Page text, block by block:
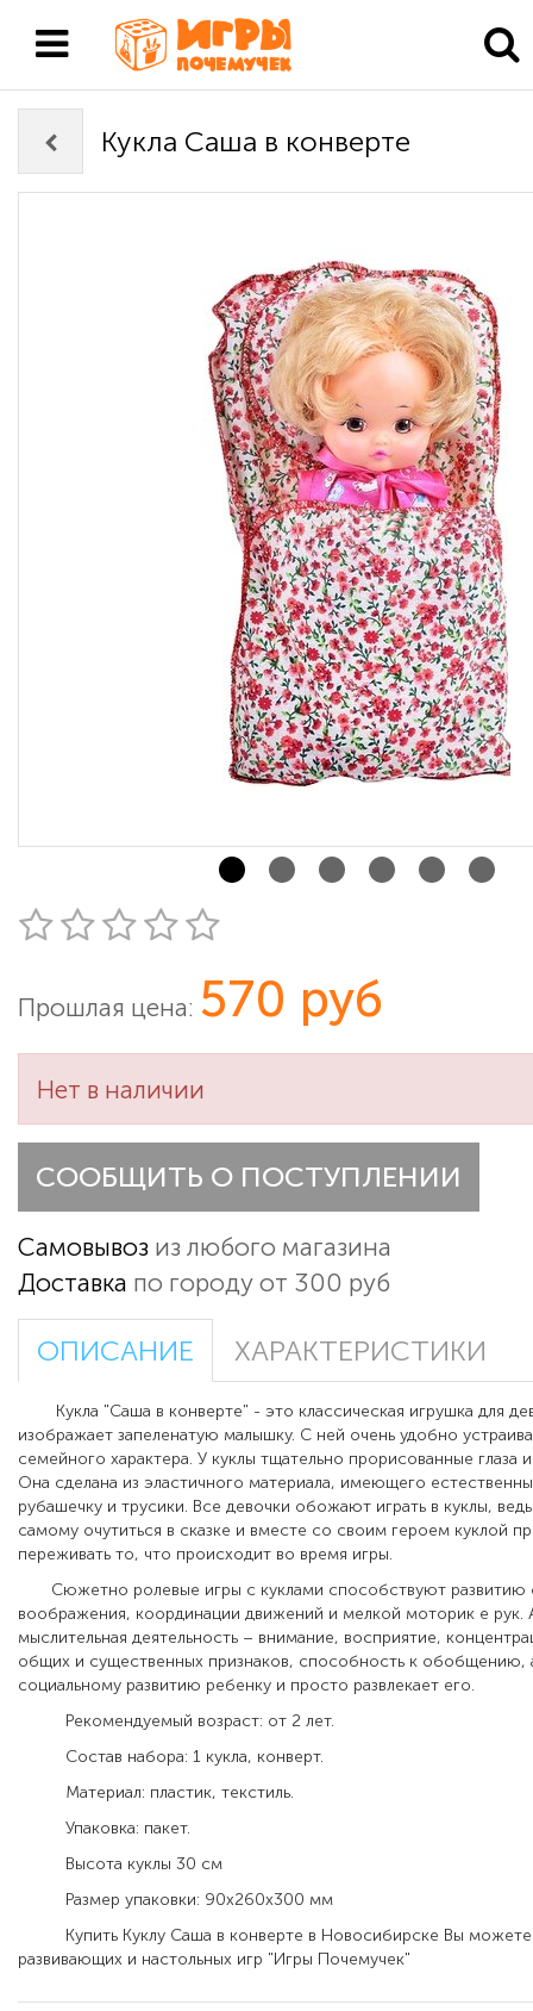
Кукла Саша в конверте
Прошлая цена: 570 руб
Нет в наличии
СООБЩИТЬ О ПОСТУПЛЕНИИ
Самовывоз из любого магазина
Доставка по городу от 300 руб
ОПИСАНИЕ ХАРАКТЕРИСТИКИ
Кукла "Саша в конверте" - это классическая игрушка для
изображает запеленатую малышку. С ней очень удобно
семейного характера. У куклы тщательно прорисованные глаза
Она сделана из эластичного материала, имеющего
рубашечку и трусики. Все девочки обожают играть в куклы,
самому очутиться в сказке и вместе со своим героем куклой
переживать то, что происходит во время игры.
Сюжетно ролевые игры с куклами способствуют развитию
воображения, координации движений и мелкой моторик е рук.
мыслительная деятельность – внимание, восприятие,
общих и существенных признаков, способность к обобщению,
социальному развитию ребенку и просто развлекает его.
Рекомендуемый возраст: от 2 лет.
Состав набора: 1 кукла, конверт.
Материал: пластик, текстиль.
Упаковка: пакет.
Высота куклы 30 см
Размер упаковки: 90х260х300 мм
Купить Куклу Саша в конверте в Новосибирске Вы можете
развивающих и настольных игр "Игры Почемучек"